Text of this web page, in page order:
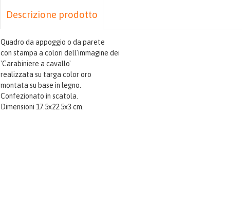
Descrizione prodotto
Quadro da appoggio o da parete
con stampa a colori dell'immagine dei
'Carabiniere a cavallo'
realizzata su targa color oro
montata su base in legno.
Confezionato in scatola.
Dimensioni 17.5x22.5x3 cm.